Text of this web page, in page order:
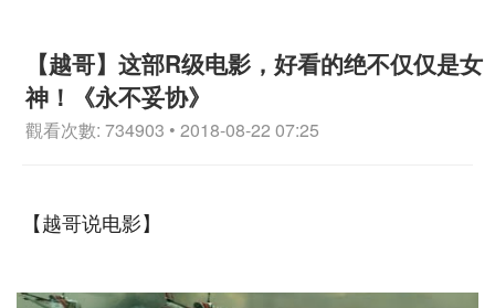
【越哥】这部R级电影，好看的绝不仅仅是女
神！《永不妥协》
觀看次數: 734903 • 2018-08-22 07:25
【越哥说电影】